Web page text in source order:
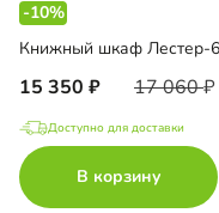
-10%
15 350 17 060
Доступно для доставки
В корзину